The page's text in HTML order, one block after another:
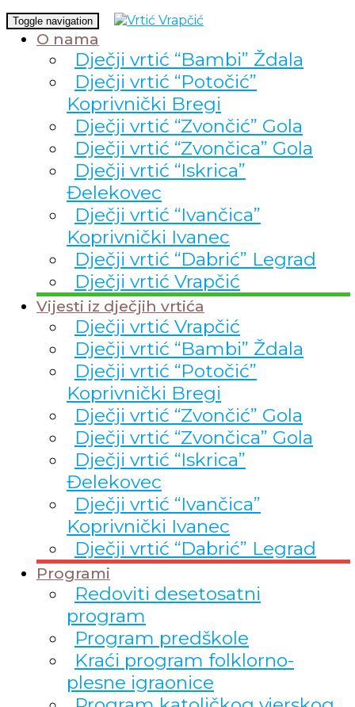
Toggle navigation
O nama
Dječji vrtić “Bambi” Ždala
Dječji vrtić “Potočić”
Koprivnički Bregi
Dječji vrtić “Zvončić” Gola
Dječji vrtić “Zvončica” Gola
Dječji vrtić “Iskrica”
Đelekovec
Dječji vrtić “Ivančica”
Koprivnički Ivanec
Dječji vrtić “Dabrić” Legrad
Dječji vrtić Vrapčić
Vijesti iz dječjih vrtića
Dječji vrtić Vrapčić
Dječji vrtić “Bambi” Ždala
Dječji vrtić “Potočić”
Koprivnički Bregi
Dječji vrtić “Zvončić” Gola
Dječji vrtić “Zvončica” Gola
Dječji vrtić “Iskrica”
Đelekovec
Dječji vrtić “Ivančica”
Koprivnički Ivanec
Dječji vrtić “Dabrić” Legrad
Programi
Redoviti desetosatni
program
Program predškole
Kraći program folklorno-
plesne igraonice